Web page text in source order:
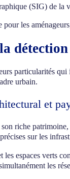
(SIG) de la
pour les
particularités
urbain.
et
riche
sur les
espaces verts
les